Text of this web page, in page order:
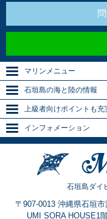
マリンメニュー
石垣島の海と陸の情報
上級者向けポイントも充
インフォメーション
石垣島ダイ
〒907-0013 沖縄県石垣
UMI SORA HOUSE1